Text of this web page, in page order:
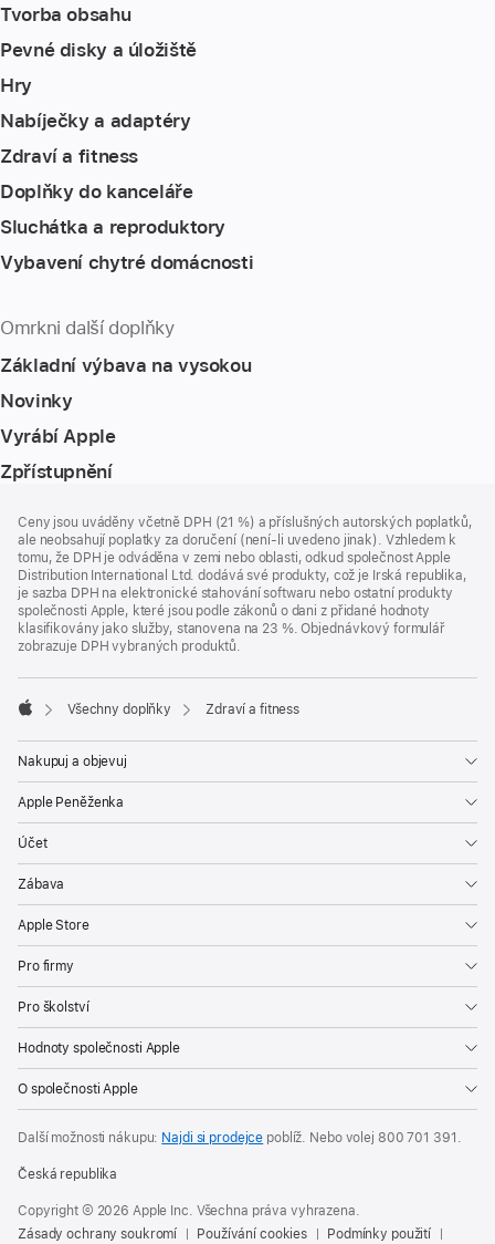
Tvorba obsahu
Pevné disky a úložiště
Hry
Nabíječky a adaptéry
Zdraví a fitness
Doplňky do kanceláře
Sluchátka a reproduktory
Vybavení chytré domácnosti
Omrkni další doplňky
Základní výbava na vysokou
Novinky
Vyrábí Apple
Zpřístupnění
Ceny jsou uváděny včetně DPH (21 %) a příslušných autorských poplatků,
ale neobsahují poplatky za doručení (není-li uvedeno jinak). Vzhledem k
tomu, že DPH je odváděna v zemi nebo oblasti, odkud společnost Apple
Distribution International Ltd. dodává své produkty, což je Irská republika,
je sazba DPH na elektronické stahování softwaru nebo ostatní produkty
společnosti Apple, které jsou podle zákonů o dani z přidané hodnoty
klasifikovány jako služby, stanovena na 23 %. Objednávkový formulář
zobrazuje DPH vybraných produktů.
Všechny doplňky Zdraví a fitness
Nakupuj a objevuj
Apple Peněženka
Účet
Zábava
Apple Store
Pro firmy
Pro školství
Hodnoty společnosti Apple
O společnosti Apple
Další možnosti nákupu: Najdi si prodejce poblíž. Nebo volej 800 701 391 .
Česká republika
Copyright © 2026 Apple Inc. Všechna práva vyhrazena.
Zásady ochrany soukromí
Používání cookies Podmínky použití